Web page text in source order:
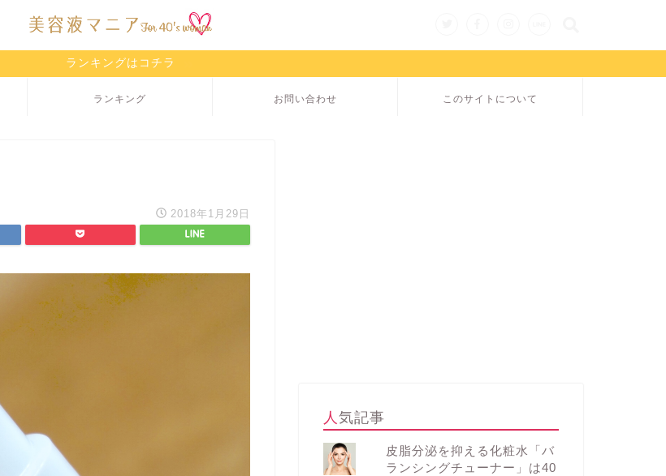
ランキングはコチラ
ランキング お問い合わせ このサイトについて
2018年1月29日
人気記事
皮脂分泌を抑える化粧水「バ
ランシングチューナー」は40